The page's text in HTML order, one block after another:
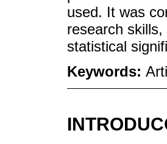
used. It was
research
statistical
Keywords: